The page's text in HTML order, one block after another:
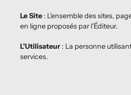
Le Site : L'ensemble des sites,
en ligne proposés par l'Éditeur.
L'Utilisateur : La personne
services.